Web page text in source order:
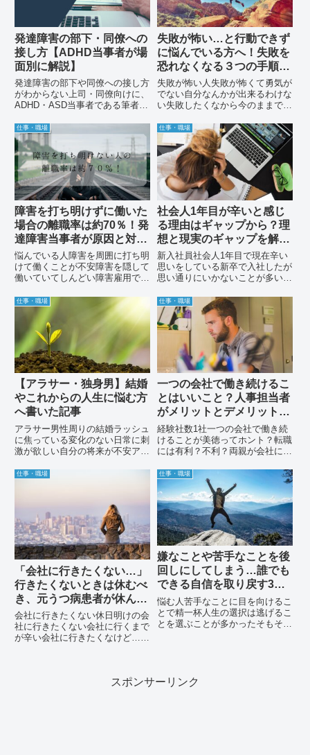
発達障害の部下・同僚への
接し方【ADHD当事者が場
面別に解説】
発達障害の部下や同僚への接し方
がわからない上司・同僚向けに、
ADHD・ASD当事者である筆者が
説。フィードバックのコツ・NG
対応・当事者が助かった言葉も紹
介します。
失敗が怖い…と行動できず
に悩んでいる方へ！失敗を
恐れなくなる３つの手順を
紹介します
失敗が怖い人失敗が怖くて勇気が
でない自分なんかが出来るわけな
い失敗したくなから今のままでい
きました！私自身今までの人生は
失敗が多く、失敗を恐れて行動す
る勇気が持てませんでした。「失
敗したくない」「悔しい想いは
し...
仕事・職場
障害を打ち明けずに働いた
場合の離職率は約70％！発
達障害当事者が原因と対策
を紹介します
悩んでいる人障害を周囲に打ち明
けて働くことが不安障害を隠して
働いていてしんどい障害雇用で働
悩みをテーマに記事を書きまし
た。たかちゃんADHD×ASDと約
20年向き合ってきた30代会社
員。 学生時代には不登校やい...
仕事・職場
社会人1年目が辛いと感じ
る理由はギャップから？理
想と現実のギャップを解消
する方法を紹介します。
新入社員社会人1年目で現在辛い
思いをしている新卒で入社したが
思い通りにいかないことが多い思
プに頭を抱えている自分が思って
いる以上に仕事が出来ない今回は
この悩みを解決する記事を書きま
した！社会人1年目としてワク
仕事・職場
【アラサー・独身男】結婚
やこれからの人生に悩む方
へ書いた記事
アラサー男性周りの結婚ラッシュ
に焦っている変化のない日常に刺
激が欲しい自分の将来が不安アラ
る悩みの多い時期です。私も周り
答する日々を送っていました。
障...
仕事・職場
一つの会社で働き続けるこ
とはいいこと？人事担当者
がメリットとデメリットを
紹介します！
経験社数1社一つの会社で働き続
けることが美徳ってホント？転職
には有利？不利？両親が会社に長
されている今回はこの悩みを解決
する記事を書きました。20年以
上前は新入社員で入社し定年退職
することが会社への最大の貢献
と...
仕事・職場
「会社に行きたくない…」
行きたくないときは休むべ
き、元うつ病患者が休んで
もいい理由を紹介します
会社に行きたくない休日明けの会
社に行きたくない会社に行くまで
が辛い会社に行きたくなけど…休
化によりうつ病を発症しました。
仕事・職場
嫌なことや苦手なことを後
回しにしてしまう…誰でも
できる自信を取り戻す3つ
の対処法
悩む人苦手なことに目を向けるこ
とで精一杯人生の選択は逃げるこ
とを選ぶことが多かったそもそも
して皆さんはどのような選択を
と...
スポンサーリンク